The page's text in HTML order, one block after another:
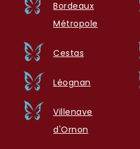
Bordeaux
Métropole
Cestas
Léognan
Villenave
d'Ornon